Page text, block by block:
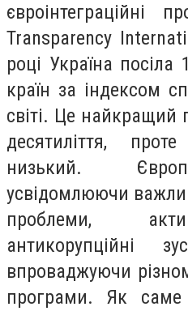
євроінтеграційні
Transparency
році Україна
країн за індексом
світі. Це найкращий
десятиліття,
низький.
усвідомлюючи
проблеми,
антикорупційні
впроваджуючи
програми. Як саме